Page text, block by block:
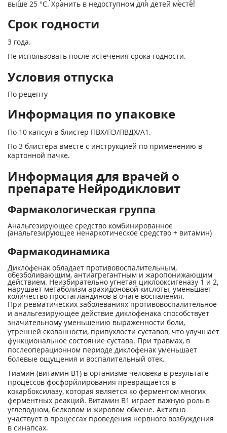
выше 25 °С. Хранить в недоступном для детей месте!
Срок годности
3 года.
Не использовать после истечения срока годности.
Условия отпуска
По рецепту
Информация по упаковке
По 10 капсул в блистер ПВХ/ПЭ/ПВДХ/А1.
По 3 блистера вместе с инструкцией по применению в
картонной пачке.
Информация для врачей о
препарате Нейродикловит
Фармакологическая группа
Анальгезирующее средство комбинированное
(анальгезирующее ненаркотическое средство + витамин)
Фармакодинамика
Диклофенак обладает противовоспалительным,
обезболивающим, антиагрегантным и жаропонижающим
действием. Неизбирательно угнетая циклооксигеназу 1 и 2,
нарушает метаболизм арахидоновой кислоты, уменьшает
количество простагландинов в очаге воспаления.
При ревматических заболеваниях противовоспалительное
и анальгезирующее действие диклофенака способствует
значительному уменьшению выраженности боли,
утренней скованности, припухлости суставов, что улучшает
функциональное состояние сустава. При травмах, в
послеоперационном периоде диклофенак уменьшает
болевые ощущения и воспалительный отек.
Тиамин (витамин B1) в организме человека в результате
процессов фосфорйлирования превращается в
кокарбоксилазу, которая является ко ферментом многих
ферментных реакций. Витамин B1 играет важную роль в
углеводном, белковом и жировом обмене. Активно
участвует в процессах проведения нервного возбуждения
в синапсах.